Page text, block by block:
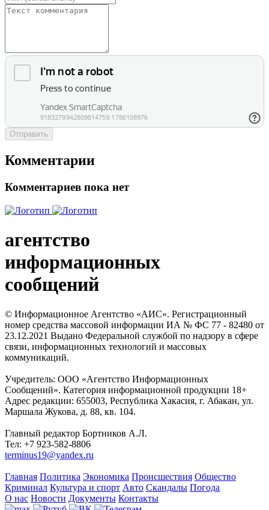
Отправить
Комментарии
Комментариев пока нет
агентство
информационных
сообщений
© Информационное Агентство «АИС». Регистрационный
номер средства массовой информации ИА № ФС 77 - 82480 от
23.12.2021 Выдано Федеральной службой по надзору в сфере
связи, информационных технологий и массовых
коммуникаций.
Учредитель: ООО «Агентство Информационных
Сообщений». Категория информационной продукции 18+
Адрес редакции: 655003, Республика Хакасия, г. Абакан, ул.
Маршала Жукова, д. 88, кв. 104.
Главный редактор Бортников А.Л.
Тел: +7 923-582-8806
terminus19@yandex.ru
Главная Политика Экономика Происшествия Общество
Криминал Культура и спорт Авто Скандалы Погода
О нас Новости Документы Контакты